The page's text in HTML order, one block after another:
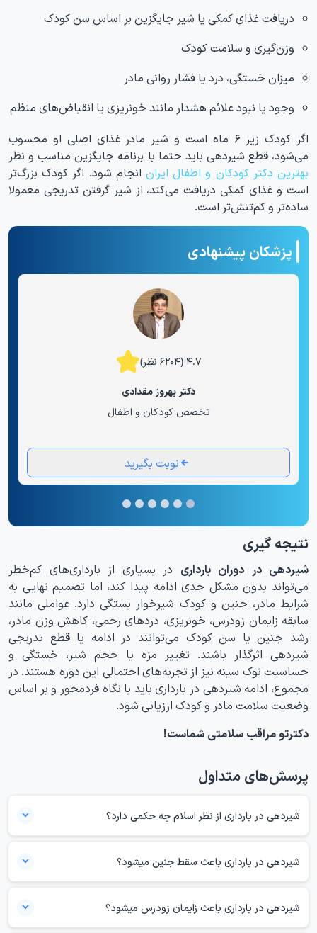
دریافت غذای کمکی یا شیر جایگزین بر اساس سن کودک
وزن‌گیری و سلامت کودک
میزان خستگی، درد یا فشار روانی مادر
وجود یا نبود علائم هشدار مانند خونریزی یا انقباض‌های منظم
اگر کودک زیر ۶ ماه است و شیر مادر غذای اصلی او محسوب
می‌شود، قطع شیردهی باید حتما با برنامه جایگزین مناسب و نظر
بهترین دکتر کودکان و اطفال ایران انجام شود. اگر کودک بزرگ‌تر
است و غذای کمکی دریافت می‌کند، از شیر گرفتن تدریجی معمولا
ساده‌تر و کم‌تنش‌تر است.
پزشکان پیشنهادی
۴.۷ (۶۲۰۴ نظر)
دکتر بهروز مقدادی
تخصص کودکان و اطفال
نوبت بگیرید
نتیجه گیری
شیردهی در دوران بارداری در بسیاری از بارداری‌های کم‌خطر
می‌تواند بدون مشکل جدی ادامه پیدا کند، اما تصمیم نهایی به
شرایط مادر، جنین و کودک شیرخوار بستگی دارد. عواملی مانند
سابقه زایمان زودرس، خونریزی، دردهای رحمی، کاهش وزن مادر،
رشد جنین یا سن کودک می‌توانند در ادامه یا قطع تدریجی
شیردهی اثرگذار باشند. تغییر مزه یا حجم شیر، خستگی و
حساسیت نوک سینه نیز از تجربه‌های احتمالی این دوره هستند. در
مجموع، ادامه شیردهی در بارداری باید با نگاه فردمحور و بر اساس
وضعیت سلامت مادر و کودک ارزیابی شود.
دکترتو مراقب سلامتی شماست!
پرسش‌های متداول
شیردهی در بارداری از نظر اسلام چه حکمی دارد؟
شرایط مادر، سلامت جنین و نیاز کودک متفاوت تفسیر شود. از نظر پزشکی،
اگر ادامه شیردهی برای مادر، جنین یا کودک ضرر جدی داشته باشد، باید با
تقلید خود استفتا بگیرد.
شیردهی در بارداری باعث سقط جنین میشود؟
اگر مادر سابقه سقط مکرر، خونریزی، دردهای رحمی، انقباض‌های منظم یا
بارداری پرخطر دارد، باید ادامه شیردهی را با متخصص زنان بررسی کند. در
شیردهی در بارداری باعث زایمان زودرس میشود؟